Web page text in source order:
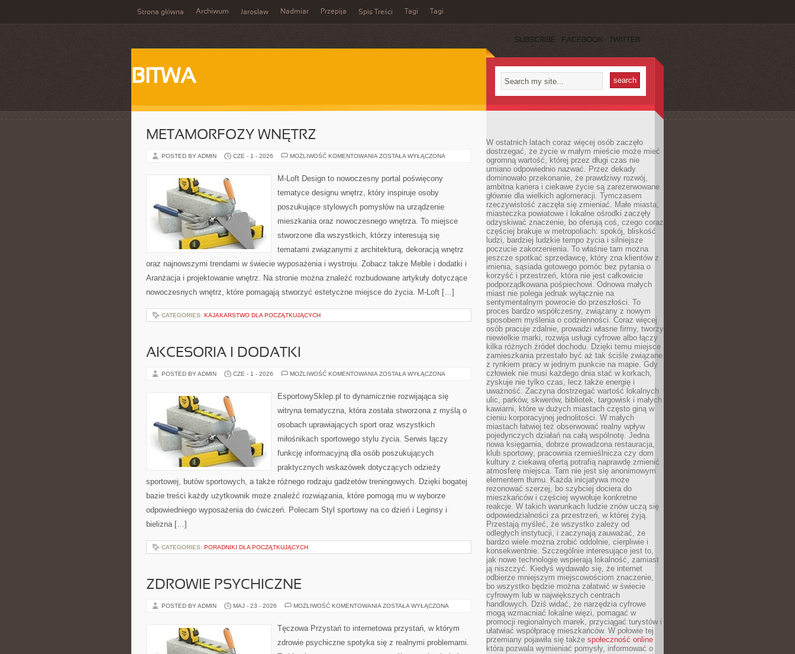
Strona główna Archiwum Jarosław Nadmiar Przepija Spis Treści Tagi Tagi
SUBSCRIBE FACEBOOK TWITTER
BITWA
METAMORFOZY WNĘTRZ
POSTED BY ADMIN CZE - 1 - 2026 MOŻLIWOŚĆ KOMENTOWANIA METAMORFOZY
ZOSTAŁA WYŁĄCZONA
M-Loft Design to nowoczesny portal poświęcony
tematyce designu wnętrz, który inspiruje osoby
poszukujące stylowych pomysłów na urządzenie
mieszkania oraz nowoczesnego wnętrza. To miejsce
stworzone dla wszystkich, którzy interesują się
tematami związanymi z architekturą, dekoracją wnętrz
oraz najnowszymi trendami w świecie wyposażenia i wystroju. Zobacz także Meble i dodatki i
Aranżacja i projektowanie wnętrz. Na stronie można znaleźć rozbudowane artykuły dotyczące
nowoczesnych wnętrz, które pomagają stworzyć estetyczne miejsce do życia. M-Loft […]
CATEGORIES: KAJAKARSTWO DLA POCZĄTKUJĄCYCH
AKCESORIA I DODATKI
POSTED BY ADMIN CZE - 1 - 2026 MOŻLIWOŚĆ KOMENTOWANIA AKCESORIA
ZOSTAŁA WYŁĄCZONA
EsportowySklep.pl to dynamicznie rozwijająca się
witryna tematyczna, która została stworzona z myślą o
osobach uprawiających sport oraz wszystkich
miłośnikach sportowego stylu życia. Serwis łączy
funkcję informacyjną dla osób poszukujących
praktycznych wskazówek dotyczących odzieży
sportowej, butów sportowych, a także różnego rodzaju gadżetów treningowych. Dzięki bogatej
bazie treści każdy użytkownik może znaleźć rozwiązania, które pomogą mu w wyborze
odpowiedniego wyposażenia do ćwiczeń. Polecam Styl sportowy na co dzień i Leginsy i
bielizna […]
CATEGORIES: PORADNIKI DLA POCZĄTKUJĄCYCH
ZDROWIE PSYCHICZNE
POSTED BY ADMIN MAJ - 23 - 2026 MOŻLIWOŚĆ KOMENTOWANIA ZDROWIE
ZOSTAŁA WYŁĄCZONA
Tęczowa Przystań to internetowa przystań, w którym
zdrowie psychiczne spotyka się z realnymi problemami.
W ostatnich latach coraz więcej osób zaczęło
dostrzegać, że życie w małym mieście może mieć
ogromną wartość, której przez długi czas nie
umiano odpowiednio nazwać. Przez dekady
dominowało przekonanie, że prawdziwy rozwój,
ambitna kariera i ciekawe życie są zarezerwowane
głównie dla wielkich aglomeracji. Tymczasem
rzeczywistość zaczęła się zmieniać. Małe miasta,
miasteczka powiatowe i lokalne ośrodki zaczęły
odzyskiwać znaczenie, bo oferują coś, czego coraz
częściej brakuje w metropoliach: spokój, bliskość
ludzi, bardziej ludzkie tempo życia i silniejsze
poczucie zakorzenienia. To właśnie tam można
jeszcze spotkać sprzedawcę, który zna klientów z
imienia, sąsiada gotowego pomóc bez pytania o
korzyść i przestrzeń, która nie jest całkowicie
podporządkowana pośpiechowi. Odnowa małych
miast nie polega jednak wyłącznie na
sentymentalnym powrocie do przeszłości. To
proces bardzo współczesny, związany z nowym
sposobem myślenia o codzienności. Coraz więcej
osób pracuje zdalnie, prowadzi własne firmy, tworzy
niewielkie marki, rozwija usługi cyfrowe albo łączy
kilka różnych źródeł dochodu. Dzięki temu miejsce
zamieszkania przestało być aż tak ściśle związane
z rynkiem pracy w jednym punkcie na mapie. Gdy
człowiek nie musi każdego dnia stać w korkach,
zyskuje nie tylko czas, lecz także energię i
uważność. Zaczyna dostrzegać wartość lokalnych
ulic, parków, skwerów, bibliotek, targowisk i małych
kawiarni, które w dużych miastach często giną w
cieniu korporacyjnej jednolitości. W małych
miastach łatwiej też obserwować realny wpływ
pojedynczych działań na całą wspólnotę. Jedna
nowa księgarnia, dobrze prowadzona restauracja,
klub sportowy, pracownia rzemieślnicza czy dom
kultury z ciekawą ofertą potrafią naprawdę zmienić
atmosferę miejsca. Tam nie jest się anonimowym
elementem tłumu. Każda inicjatywa może
rezonować szerzej, bo szybciej dociera do
mieszkańców i częściej wywołuje konkretne
reakcje. W takich warunkach ludzie znów uczą się
odpowiedzialności za przestrzeń, w której żyją.
Przestają myśleć, że wszystko zależy od
odległych instytucji, i zaczynają zauważać, że
bardzo wiele można zrobić oddolnie, cierpliwie i
konsekwentnie. Szczególnie interesujące jest to,
jak nowe technologie wspierają lokalność, zamiast
ją niszczyć. Kiedyś wydawało się, że internet
odbierze mniejszym miejscowościom znaczenie,
bo wszystko będzie można załatwić w świecie
cyfrowym lub w największych centrach
handlowych. Dziś widać, że narzędzia cyfrowe
mogą wzmacniać lokalne więzi, pomagać w
promocji regionalnych marek, przyciągać turystów i
ułatwiać współpracę mieszkańców. W połowie tej
przemiany pojawiła się także społeczność online
która pozwala wymieniać pomysły, informować o